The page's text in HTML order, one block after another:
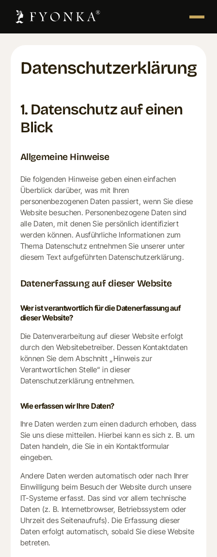
Datenschutz­erklärung
1. Datenschutz auf einen
Blick
Allgemeine Hinweise
Die folgenden Hinweise geben einen einfachen
Überblick darüber, was mit Ihren
personenbezogenen Daten passiert, wenn Sie diese
Website besuchen. Personenbezogene Daten sind
alle Daten, mit denen Sie persönlich identifiziert
werden können. Ausführliche Informationen zum
Thema Datenschutz entnehmen Sie unserer unter
diesem Text aufgeführten Datenschutzerklärung.
Datenerfassung auf dieser Website
Wer ist verantwortlich für die Datenerfassung auf
dieser Website?
Die Datenverarbeitung auf dieser Website erfolgt
durch den Websitebetreiber. Dessen Kontaktdaten
können Sie dem Abschnitt „Hinweis zur
Verantwortlichen Stelle“ in dieser
Datenschutzerklärung entnehmen.
Wie erfassen wir Ihre Daten?
Ihre Daten werden zum einen dadurch erhoben, dass
Sie uns diese mitteilen. Hierbei kann es sich z. B. um
Daten handeln, die Sie in ein Kontaktformular
eingeben.
Andere Daten werden automatisch oder nach Ihrer
Einwilligung beim Besuch der Website durch unsere
IT-Systeme erfasst. Das sind vor allem technische
Daten (z. B. Internetbrowser, Betriebssystem oder
Uhrzeit des Seitenaufrufs). Die Erfassung dieser
Daten erfolgt automatisch, sobald Sie diese Website
betreten.